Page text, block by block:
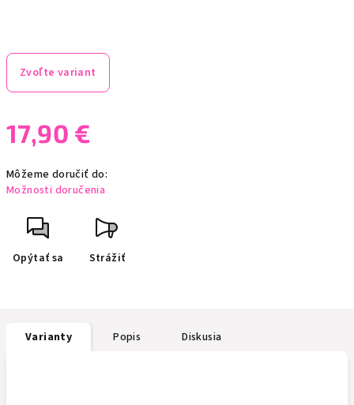
Zvoľte variant
17,90 €
cena:
Môžeme doručiť do:
Možnosti doručenia
Opýtať sa Strážiť
Varianty Popis Diskusia